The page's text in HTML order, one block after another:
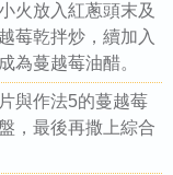
火放入紅蔥頭末及
莓乾拌炒，續加入
為蔓越莓油醋。
與作法5的蔓越莓
，最後再撒上綜合